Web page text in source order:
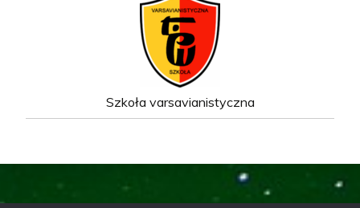
Szkoła varsavianistyczna